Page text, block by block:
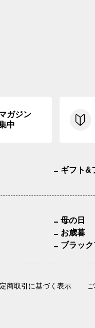
ガジン
中
ギフト&
母の日
お歳暮
ブラッ
商取引に基づく表示